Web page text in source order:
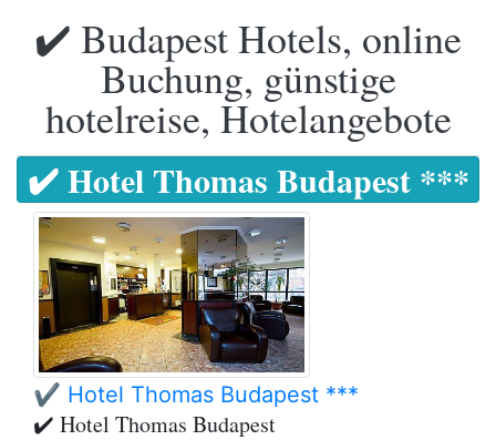
✔️ Budapest Hotels, online
Buchung, günstige
hotelreise, Hotelangebote
✔️ Hotel Thomas Budapest ***
✔️ Hotel Thomas Budapest ***
✔️ Hotel Thomas Budapest